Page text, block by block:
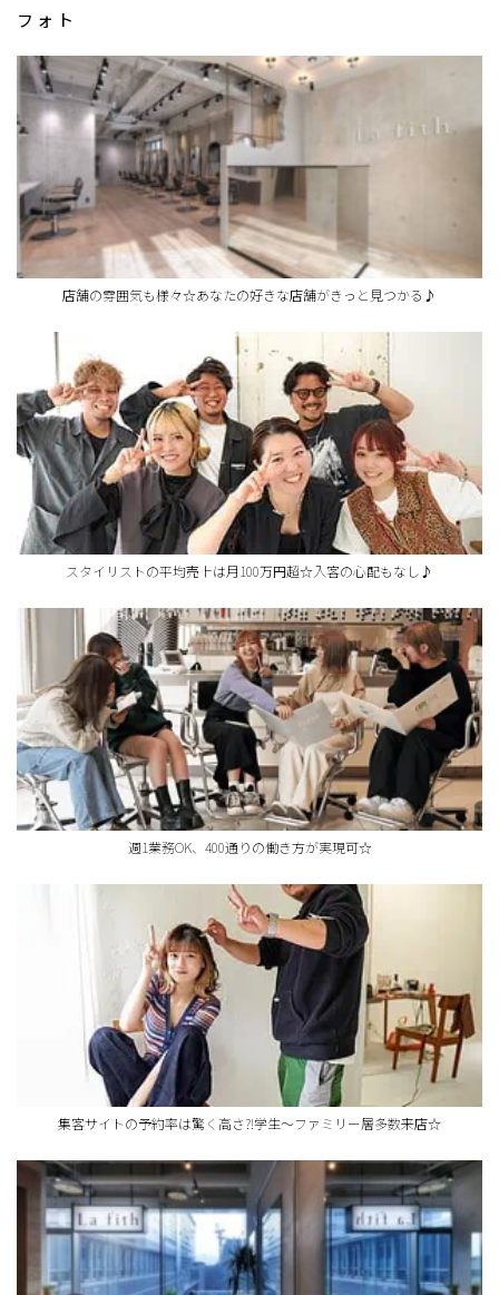
フォト
店舗の雰囲気も様々☆あなたの好きな店舗がきっと見つかる♪
スタイリストの平均売上は月100万円超☆入客の心配もなし♪
週1業務OK、400通りの働き方が実現可☆
集客サイトの予約率は驚く高さ?!学生～ファミリー層多数来店☆